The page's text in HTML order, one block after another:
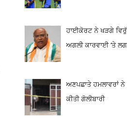
ਹਾਈਕੋਰਟ ਨੇ ਖੜਗੇ
ਅਗਲੀ ਕਾਰਵਾਈ ‘ਤੇ
ਅਣਪਛਾਤੇ ਹਮਲਾਵਰਾਂ ਨੇ
ਕੀਤੀ ਗੋਲੀਬਾਰੀ